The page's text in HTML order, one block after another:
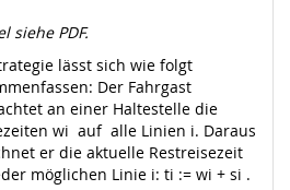
siehe PDF.
lässt sich wie folgt
Der Fahrgast
an einer Haltestelle die
wi auf alle Linien i. Daraus
er die aktuelle Restreisezeit
möglichen Linie i: ti := wi + si .